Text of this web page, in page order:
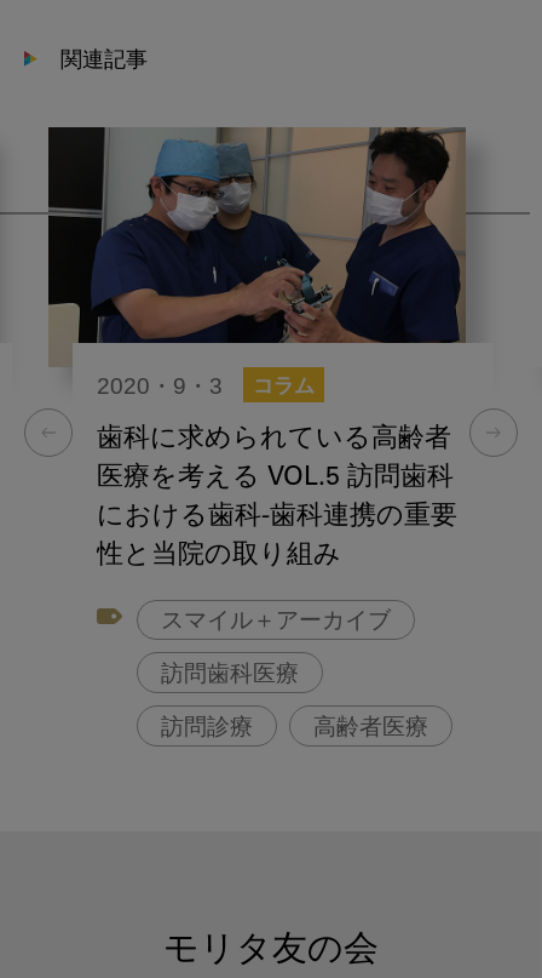
関連記事
2020・9・3 コラム
歯科に求められている高齢者
医療を考える VOL.5 訪問歯科
における歯科-歯科連携の重要
性と当院の取り組み
スマイル＋アーカイブ
訪問歯科医療
訪問診療 高齢者医療
モリタ友の会